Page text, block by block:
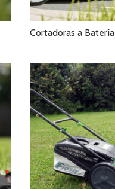
Cortadoras a Batería